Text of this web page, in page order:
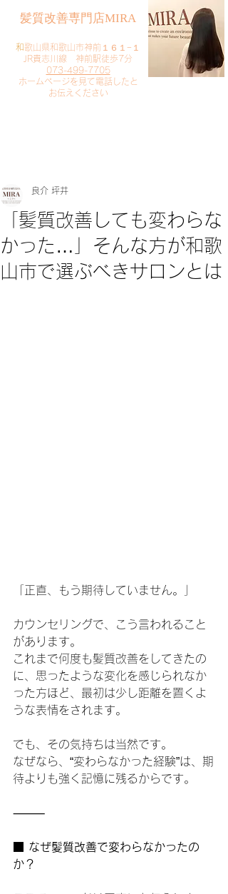
​髪質改善専門店MIRA
​和歌山県和歌山市神前１６１−１
JR貴志川線 神前駅徒歩7分
073-499-7705
​ホームページを見て電話したと
お伝えください
「髪質改善しても変わらな
かった…」そんな方が和歌
山市で選ぶべきサロンとは
良介 坪井
「正直、もう期待していません。」
カウンセリングで、こう言われること
があります。
これまで何度も髪質改善をしてきたの
に、思ったような変化を感じられなか
った方ほど、最初は少し距離を置くよ
うな表情をされます。
でも、その気持ちは当然です。
なぜなら、“変わらなかった経験”は、期
待よりも強く記憶に残るからです。
⸻
■ なぜ髪質改善で変わらなかったの
か？